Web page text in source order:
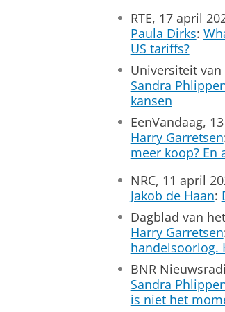
RTE, 17 april
Paula Dirks:
US tariffs?
Universiteit
Sandra
kansen
EenVandaag,
Harry Garretsen
meer koop? En
NRC, 11 april
Jakob de Haan:
Dagblad van
Harry Garretsen
handelsoorlog.
BNR
Sandra
is niet het